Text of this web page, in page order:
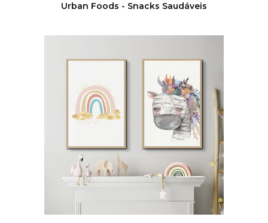
Urban Foods - Snacks Saudáveis